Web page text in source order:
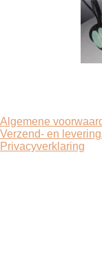
Algemene
Verzend- en
Privacyverklaring